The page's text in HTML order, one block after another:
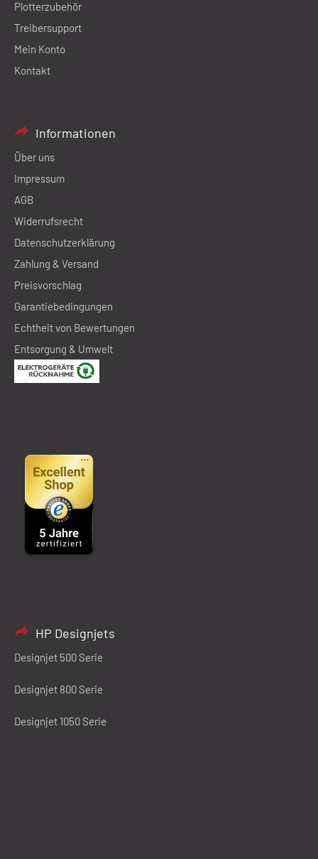
Plotterzubehör
Treibersupport
Mein Konto
Kontakt
Informationen
Über uns
Impressum
AGB
Widerrufsrecht
Datenschutzerklärung
Zahlung & Versand
Preisvorschlag
Garantiebedingungen
Echtheit von Bewertungen
Entsorgung & Umwelt
HP Designjets
Designjet 500 Serie
Designjet 800 Serie
Designjet 1050 Serie